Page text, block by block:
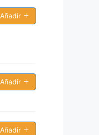
Añadir
Añadir
Añadir